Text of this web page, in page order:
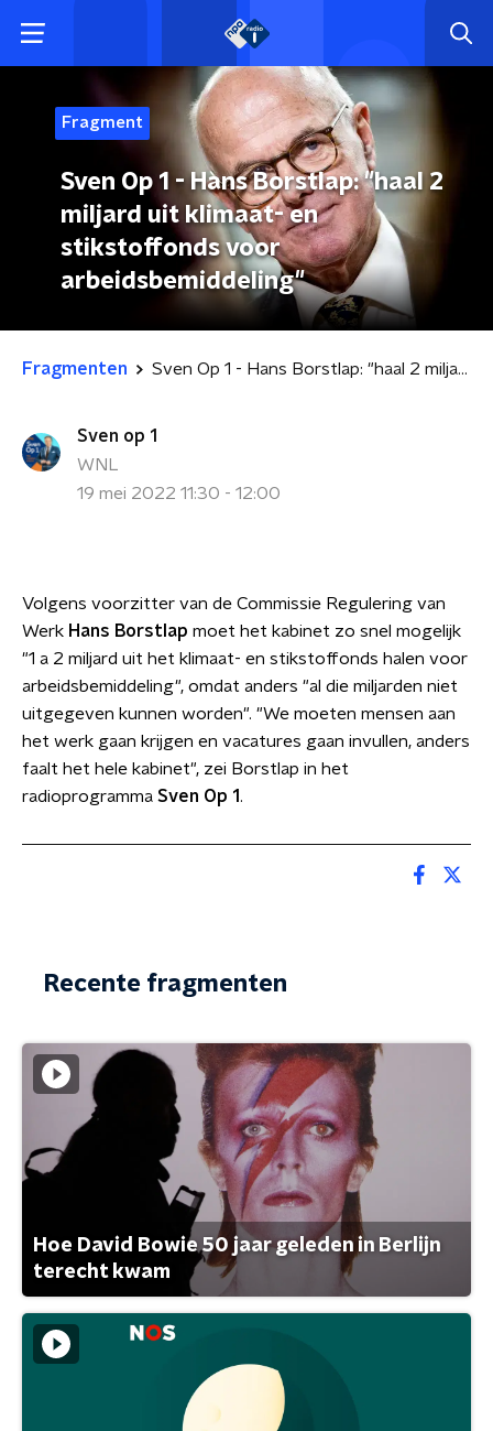
Fragment
Sven Op 1 - Hans Borstlap: "haal 2
miljard uit klimaat- en
stikstoffonds voor
arbeidsbemiddeling"
Fragmenten Sven Op 1 - Hans Borstlap: "haal 2 miljard uit klimaat- en stikstoffonds voor arbeidsbemiddeling"
Sven op 1
WNL
19 mei 2022 11:30 - 12:00
Volgens voorzitter van de Commissie Regulering van
Werk Hans Borstlap moet het kabinet zo snel mogelijk
"1 a 2 miljard uit het klimaat- en stikstoffonds halen voor
arbeidsbemiddeling", omdat anders "al die miljarden niet
uitgegeven kunnen worden". "We moeten mensen aan
het werk gaan krijgen en vacatures gaan invullen, anders
faalt het hele kabinet", zei Borstlap in het
radioprogramma Sven Op 1 .
Recente fragmenten
Hoe David Bowie 50 jaar geleden in Berlijn
terecht kwam